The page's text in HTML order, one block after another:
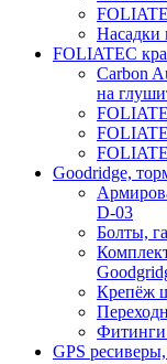
Насадки
FOLIATEC
Carbon
на
Goodridge,
D-03
Болты,
Крепёж
Фитинги
GPS